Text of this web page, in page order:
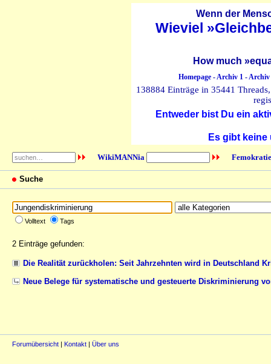
Wenn der
Wieviel
How much
Homepage-Archiv 1-Archiv
138884 Einträge in 35441
Entweder bist Du ein
Es gibt
WikiMANNia
Suche
Volltext Tags
2 Einträge gefunden:
Die Realität zurückholen: Seit Jahrzehnten wird in Deutschland
Neue Belege für systematische und gesteuerte Diskriminierung
Forumübersicht | Kontakt | Über uns